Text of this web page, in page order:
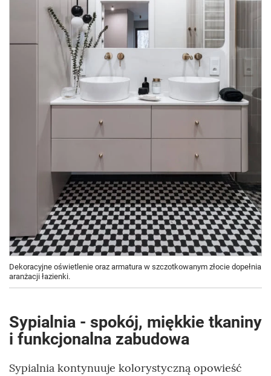
Dekoracyjne oświetlenie oraz armatura w szczotkowanym złocie dopełnia
aranżacji łazienki.
Sypialnia - spokój, miękkie tkaniny
i funkcjonalna zabudowa
Sypialnia kontynuuje kolorystyczną opowieść